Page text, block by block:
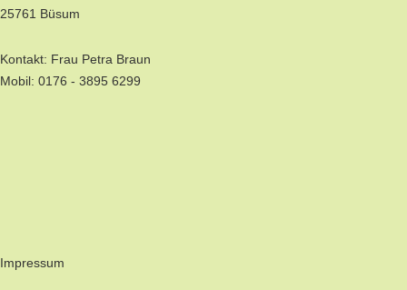
25761 Büsum
Kontakt: Frau Petra Braun
Mobil: 0176 - 3895 6299
Impressum